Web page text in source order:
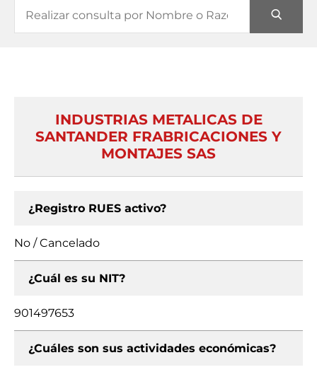
INDUSTRIAS METALICAS DE
SANTANDER FRABRICACIONES Y
MONTAJES SAS
¿Registro RUES activo?
No / Cancelado
¿Cuál es su NIT?
901497653
¿Cuáles son sus actividades económicas?